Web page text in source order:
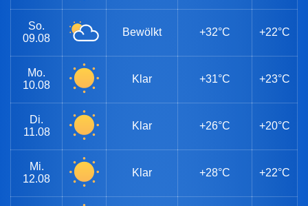
So.
09.08
Bewölkt +32°C +22°C
Mo.
10.08
Klar +31°C +23°C
Di.
11.08
Klar +26°C +20°C
Mi.
12.08
Klar +28°C +22°C